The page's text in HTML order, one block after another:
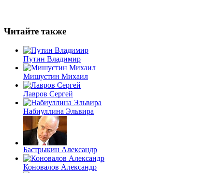
Читайте также
Путин Владимир
Мишустин Михаил
Лавров Сергей
Набиуллина Эльвира
Бастрыкин Александр
Коновалов Александр